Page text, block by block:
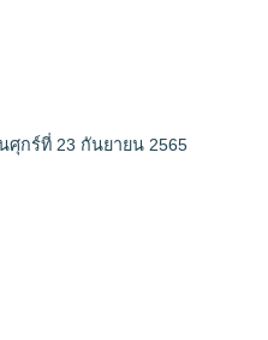
กร์ที่ 23 กันยายน 2565